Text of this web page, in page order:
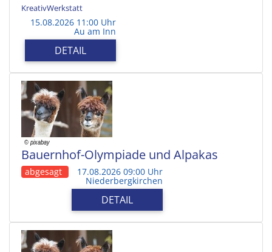
KreativWerkstatt
15.08.2026 11:00 Uhr
Au am Inn
DETAIL
Bauernhof-Olympiade und Alpakas
abgesagt 17.08.2026 09:00 Uhr
Niederbergkirchen
DETAIL